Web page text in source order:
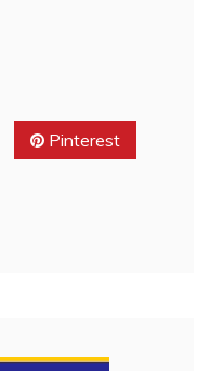
Pinterest